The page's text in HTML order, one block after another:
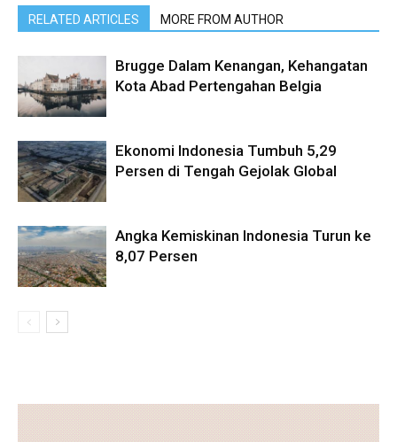
RELATED ARTICLES MORE FROM AUTHOR
Brugge Dalam Kenangan, Kehangatan
Kota Abad Pertengahan Belgia
Ekonomi Indonesia Tumbuh 5,29
Persen di Tengah Gejolak Global
Angka Kemiskinan Indonesia Turun ke
8,07 Persen